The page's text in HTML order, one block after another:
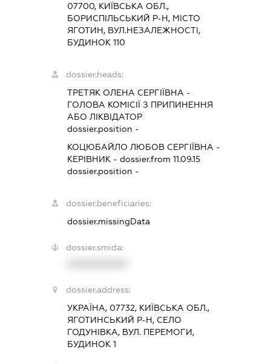
07700, КИЇВСЬКА ОБЛ.,
БОРИСПІЛЬСЬКИЙ Р-Н, МІСТО
ЯГОТИН, ВУЛ.НЕЗАЛЕЖНОСТІ,
БУДИНОК 110
dossier.heads:
ТРЕТЯК ОЛЕНА СЕРГІЇВНА -
ГОЛОВА КОМІСІЇ З ПРИПИНЕННЯ
АБО ЛІКВІДАТОР
dossier.position -
КОЦЮБАЙЛО ЛЮБОВ СЕРГІЇВНА -
КЕРІВНИК - dossier.from 11.09.15
dossier.position -
dossier.beneficiaries:
dossier.missingData
dossier.smida:
dossier.address:
УКРАЇНА, 07732, КИЇВСЬКА ОБЛ.,
ЯГОТИНСЬКИЙ Р-Н, СЕЛО
ГОДУНІВКА, ВУЛ. ПЕРЕМОГИ,
БУДИНОК 1